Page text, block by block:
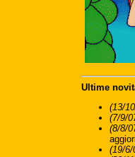
Ultime
(13/
(7/9/
(8/8/
(19/6/